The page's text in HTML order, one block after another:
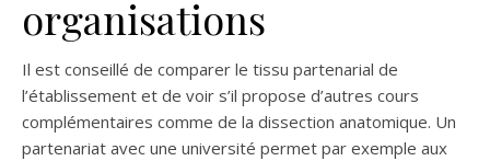
organisations
Il est conseillé de comparer le tissu partenarial de
l’établissement et de voir s’il propose d’autres cours
complémentaires comme de la dissection anatomique. Un
partenariat avec une université permet par exemple aux